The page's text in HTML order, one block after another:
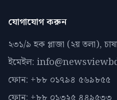
যোগাযোগ করুন
২৩১/৯ হক প্লাজা (২য় তলা),
ইমেইল:
ফোন: +৮৮ ০১৭৯৪ ৫৬৯৮৫৫